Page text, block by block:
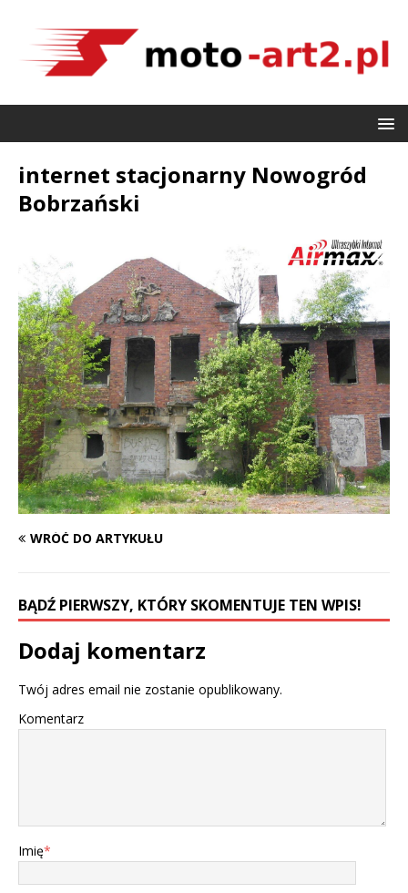
internet stacjonarny Nowogród
Bobrzański
WRÓĆ DO ARTYKUŁU
BĄDŹ PIERWSZY, KTÓRY SKOMENTUJE TEN WPIS!
Dodaj komentarz
Twój adres email nie zostanie opublikowany.
Komentarz
Imię*